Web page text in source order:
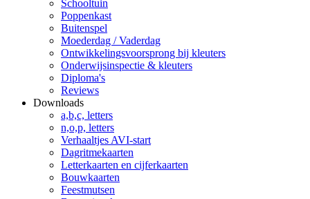
Schooltuin
Poppenkast
Buitenspel
Moederdag / Vaderdag
Ontwikkelingsvoorsprong bij kleuters
Onderwijsinspectie & kleuters
Diploma's
Reviews
Downloads
a,b,c, letters
n,o,p, letters
Verhaaltjes AVI-start
Dagritmekaarten
Letterkaarten en cijferkaarten
Bouwkaarten
Feestmutsen